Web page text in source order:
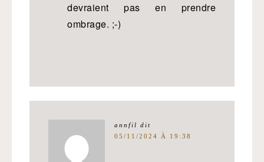
devraient pas en prendre
ombrage. ;-)
annfil dit
05/11/2024 À 19:38